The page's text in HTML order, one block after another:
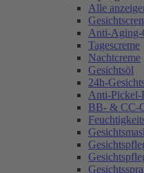
Alle
Anti-Aging-
Tagescreme
Nachtcreme
Gesichtsöl
24h-
Anti-Pickel-
BB- & CC-